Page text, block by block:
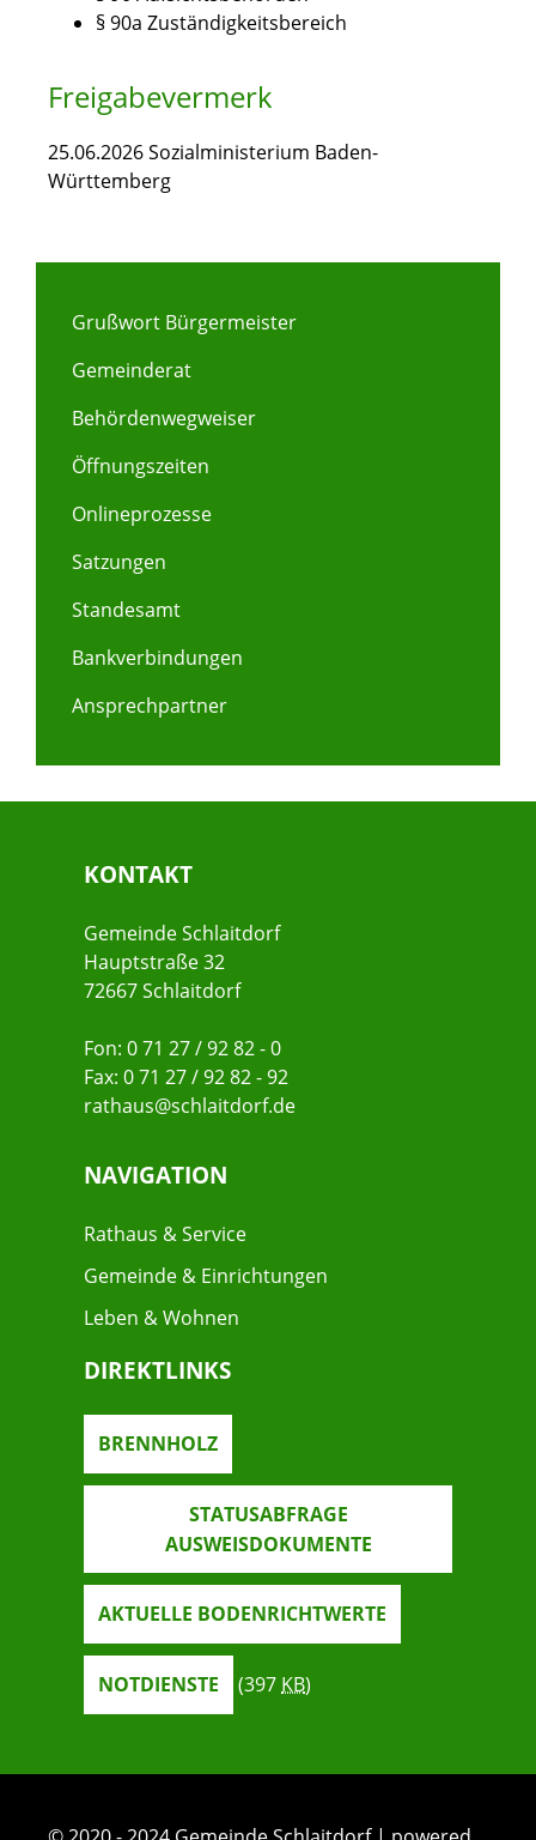
§ 90a Zuständigkeitsbereich
Freigabevermerk
25.06.2026 Sozialministerium Baden-
Württemberg
Grußwort Bürgermeister
Gemeinderat
Behördenwegweiser
Öffnungszeiten
Onlineprozesse
Satzungen
Standesamt
Bankverbindungen
Ansprechpartner
KONTAKT
Gemeinde Schlaitdorf
Hauptstraße 32
72667 Schlaitdorf
Fon: 0 71 27 / 92 82 - 0
Fax: 0 71 27 / 92 82 - 92
rathaus@schlaitdorf.de
NAVIGATION
Rathaus & Service
Gemeinde & Einrichtungen
Leben & Wohnen
DIREKTLINKS
BRENNHOLZ
STATUSABFRAGE
AUSWEISDOKUMENTE
AKTUELLE BODENRICHTWERTE
NOTDIENSTE (397 KB)